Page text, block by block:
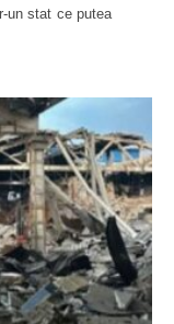
un stat ce putea